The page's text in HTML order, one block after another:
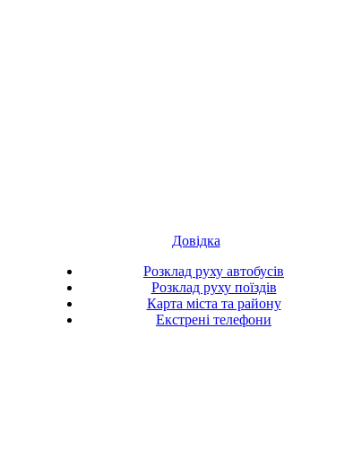
Довідка
Розклад руху автобусів
Розклад руху поїздів
Карта міста та району
Екстрені телефони